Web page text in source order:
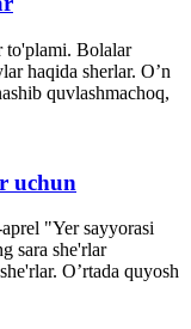
to'plami. Bolalar
haqida sherlar. O’n
quvlashmachoq,
uchun
"Yer sayyorasi
sara she'rlar
O’rtada quyosh